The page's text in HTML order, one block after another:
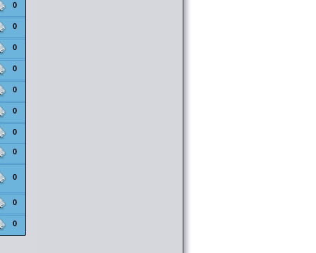
0
0
0
0
0
0
0
0
0
0
0